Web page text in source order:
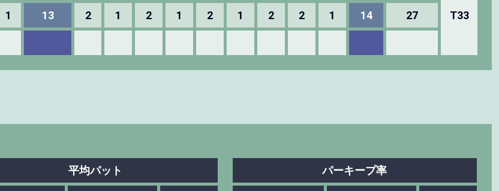
T33
1 13 2 1 2 1 2 1 2 2 1 14 27
平均パット パーキープ率